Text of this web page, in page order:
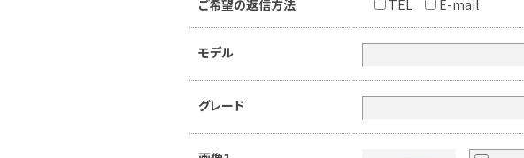
ご希望の返信方法 TEL E-mail
モデル
グレード